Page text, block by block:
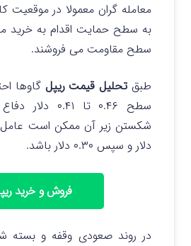
معامله گران معمولا در
به سطح حمایت اقدام به خرید
سطح مقاومت می فروشند.
طبق تحلیل قیمت ریپل گاوها
سطح ۰.۴۶ تا
دلار و سپس ۰.۳۰ دلار باشد.
فروش و خرید
در روند صعودی وقفه و بسته